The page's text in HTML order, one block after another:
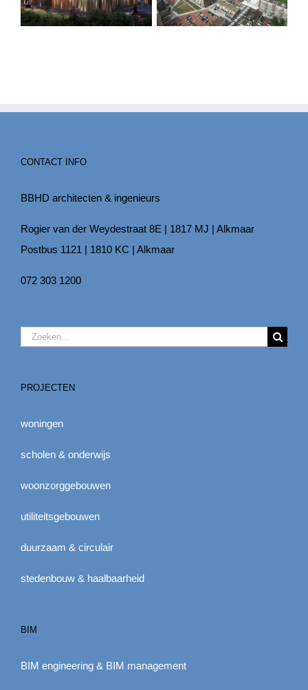
CONTACT INFO
BBHD architecten & ingenieurs
Rogier van der Weydestraat 8E | 1817 MJ | Alkmaar
Postbus 1121 | 1810 KC | Alkmaar
072 303 1200
Zoeken
PROJECTEN
woningen
scholen & onderwijs
woonzorggebouwen
utiliteitsgebouwen
duurzaam & circulair
stedenbouw & haalbaarheid
BIM
BIM engineering & BIM management